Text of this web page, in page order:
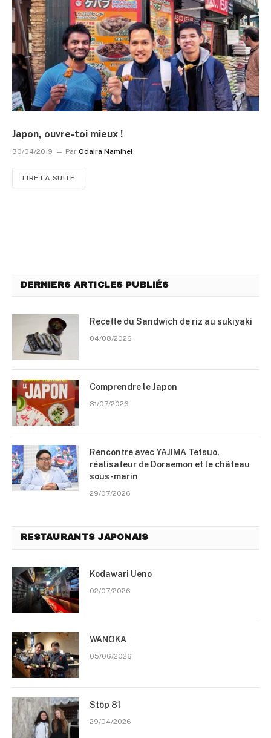
Japon, ouvre-toi mieux !
30/04/2019 Par Odaira Namihei
LIRE LA SUITE
DERNIERS ARTICLES PUBLIÉS
Recette du Sandwich de riz au sukiyaki
04/08/2026
Comprendre le Japon
31/07/2026
Rencontre avec YAJIMA Tetsuo,
réalisateur de Doraemon et le château
sous-marin
29/07/2026
RESTAURANTS JAPONAIS
Kodawari Ueno
02/07/2026
WANOKA
05/06/2026
Stōp 81
29/04/2026